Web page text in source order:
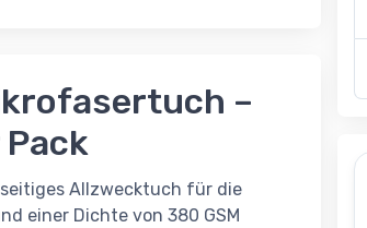
–
Allzwecktuch für die
einer Dichte von 380 GSM